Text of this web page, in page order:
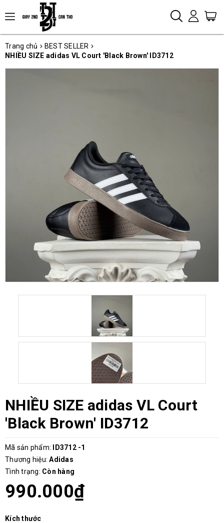
Trang chủ
BEST SELLER
NHIỀU SIZE adidas VL Court 'Black Brown' ID3712
NHIỀU SIZE adidas VL Court
'Black Brown' ID3712
Mã sản phẩm: ID3712 -1
Thương hiệu: Adidas
Tình trạng: Còn hàng
990.000₫
Kích thước